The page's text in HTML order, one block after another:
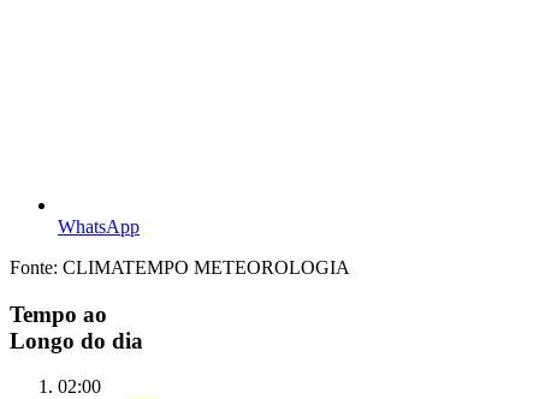
WhatsApp
Fonte: CLIMATEMPO METEOROLOGIA
Tempo ao
Longo do dia
02:00